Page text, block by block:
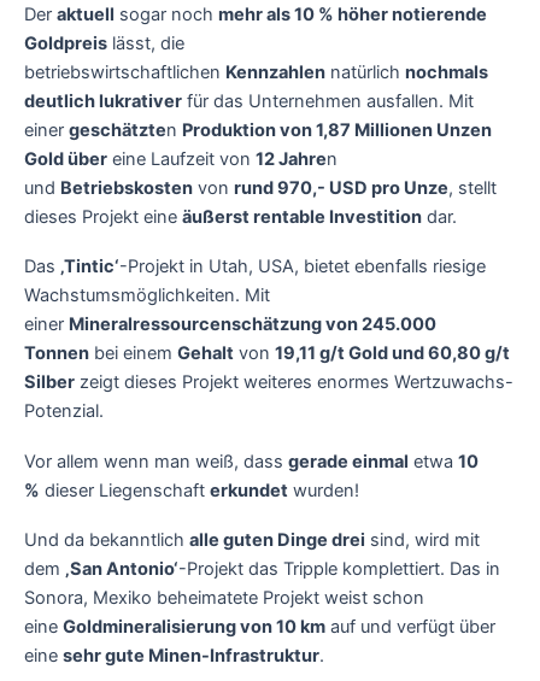
Der aktuell sogar noch mehr als 10 % höher notierende
Goldpreis lässt, die
betriebswirtschaftlichen Kennzahlen natürlich nochmals
deutlich lukrativer für das Unternehmen ausfallen. Mit
einer geschätzten Produktion von 1,87 Millionen Unzen
Gold über eine Laufzeit von 12 Jahren
und Betriebskosten von rund 970,- USD pro Unze, stellt
dieses Projekt eine äußerst rentable Investition dar.
Das ‚Tintic‘-Projekt in Utah, USA, bietet ebenfalls riesige
Wachstumsmöglichkeiten. Mit
einer Mineralressourcenschätzung von 245.000
Tonnen bei einem Gehalt von 19,11 g/t Gold und 60,80 g/t
Silber zeigt dieses Projekt weiteres enormes Wertzuwachs-
Potenzial.
Vor allem wenn man weiß, dass gerade einmal etwa 10
% dieser Liegenschaft erkundet wurden!
Und da bekanntlich alle guten Dinge drei sind, wird mit
dem ‚San Antonio‘-Projekt das Tripple komplettiert. Das in
Sonora, Mexiko beheimatete Projekt weist schon
eine Goldmineralisierung von 10 km auf und verfügt über
eine sehr gute Minen-Infrastruktur.